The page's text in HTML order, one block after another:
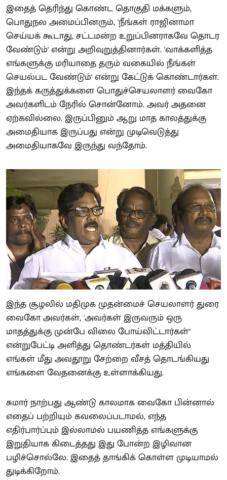
இதைத் தெரிந்து கொண்ட தொகுதி மக்களும்,
பொதுநல அமைப்பினரும், 'நீங்கள் ராஜினாமா
செய்யக் கூடாது, சட்டமன்ற உறுப்பினராகவே தொடர
வேண்டும்' என்று அறிவுறுத்தினார்கள். 'வாக்களித்த
எங்களுக்கு மரியாதை தரும் வகையில் நீங்கள்
செயல்பட வேண்டும்' என்று கேட்டுக் கொண்டார்கள்.
இந்தக் கருத்துக்களை பொதுச்செயலாளர் வைகோ
அவர்களிடம் நேரில் சொன்னோம். அவர் அதனை
ஏற்கவில்லை. இருப்பினும் ஆறு மாத காலத்துக்கு
அமைதியாக இருப்பது என்று முடிவெடுத்து
அமைதியாகவே இருந்து வந்தோம்.
இந்த சூழலில் மதிமுக முதன்மைச் செயலாளர் துரை
வைகோ அவர்கள், 'அவர்கள் இருவரும் ஒரு
மாதத்துக்கு முன்பே விலை போய்விட்டார்கள்"
என்றுபேட்டி அளித்து தொண்டர்கள் மத்தியில்
எங்கள் மீது அவதூறு சேற்றை வீசத் தொடங்கியது
எங்களை வேதனைக்கு உள்ளாக்கியது.
சுமார் நாற்பது ஆண்டு காலமாக வைகோ பின்னால்
எதைப் பற்றியும் கவலைப்படாமல், எந்த
எதிர்பார்ப்பும் இல்லாமல் பயணித்த எங்களுக்கு
இறுதியாக கிடைத்தது இது போன்ற இழிவான
பழிச்சொல்லே. இதைத் தாங்கிக் கொள்ள முடியாமல்
துடிக்கிறோம்.